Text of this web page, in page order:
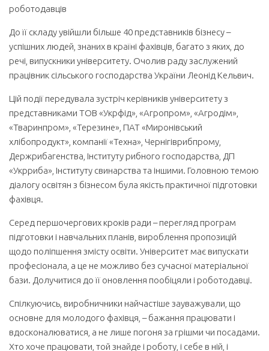
роботодавців
До її складу увійшли більше 40 представників бізнесу –
успішних людей, знаних в країні фахівців, багато з яких, до
речі, випускники університету. Очолив раду заслужений
працівник сільського господарства України Леонід Кельвич.
Цій події передувала зустріч керівників університету з
представниками ТОВ «Укрфід», «Агропром», «Агродім»,
«Тваринпром», «Терезине», ПАТ «Миронівський
хлібопродукт», компанії «Техна», Чернігіврибпрому,
Держрибагенства, Інституту рибного господарства, ДП
«Укрриба», Інституту свинарства та іншими. Головною темою
діалогу освітян з бізнесом була якість практичної підготовки
фахівця.
Серед першочергових кроків ради – перегляд програм
підготовки і навчальних планів, вироблення пропозицій
щодо поліпшення змісту освіти. Університет має випускати
професіонала, а це не можливо без сучасної матеріальної
бази. Долучитися до її оновлення пообіцяли і роботодавці.
Спілкуючись, виробничники найчастіше зауважували, що
основне для молодого фахівця, – бажання працювати і
вдосконалюватися, а не лише погоня за грішми чи посадами.
Хто хоче працювати, той знайде і роботу, і себе в ній, і